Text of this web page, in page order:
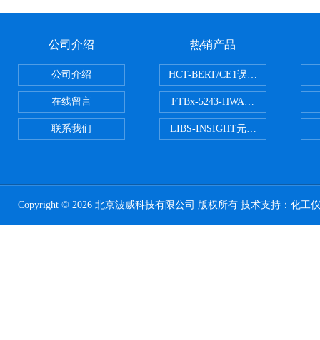
公司介绍
公司介绍
在线留言
联系我们
热销产品
HCT-BERT/CE1误码测试仪
FTBx-5243-HWA光谱分析仪
LIBS-INSIGHT元素光谱分析仪
Copyright © 2026 北京波威科技有限公司 版权所有 技术支持： 化工